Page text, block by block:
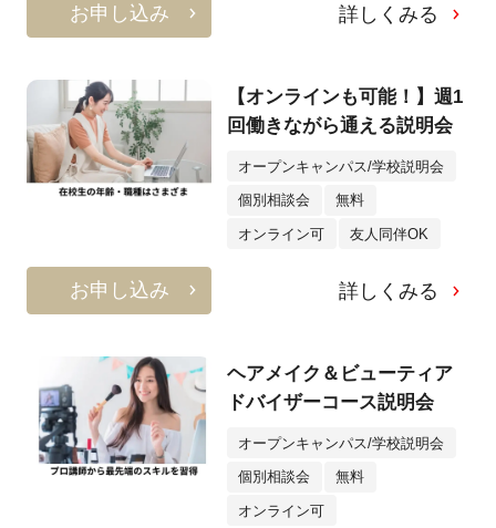
お申し込み 詳しくみる
【オンラインも可能！】週1
回働きながら通える説明会
オープンキャンパス/学校説明会
個別相談会 無料
オンライン可 友人同伴OK
お申し込み 詳しくみる
ヘアメイク＆ビューティア
ドバイザーコース説明会
オープンキャンパス/学校説明会
個別相談会 無料
オンライン可